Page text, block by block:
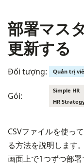
部署マス
更新する
Đối tượng: Quản trị
Gói:
Simple HR
HR
CSVファイルを使っ
る方法を説明します。
画面上で1つずつ部